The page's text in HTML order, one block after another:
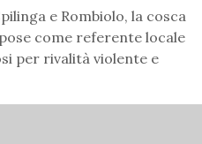
e Rombiolo, la cosca
come referente locale
per rivalità violente e